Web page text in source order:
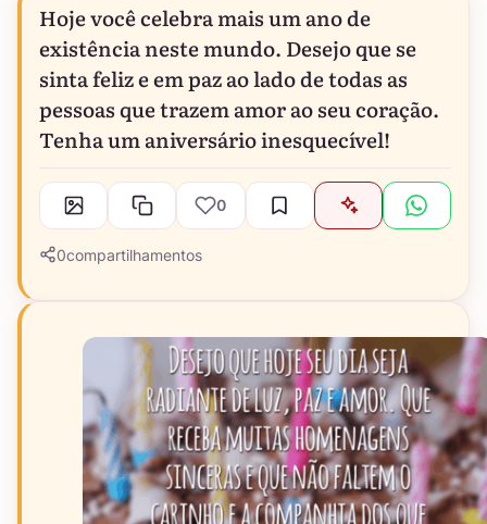
Hoje você celebra mais um ano de
existência neste mundo. Desejo que se
sinta feliz e em paz ao lado de todas as
pessoas que trazem amor ao seu coração.
Tenha um aniversário inesquecível!
0
0compartilhamentos